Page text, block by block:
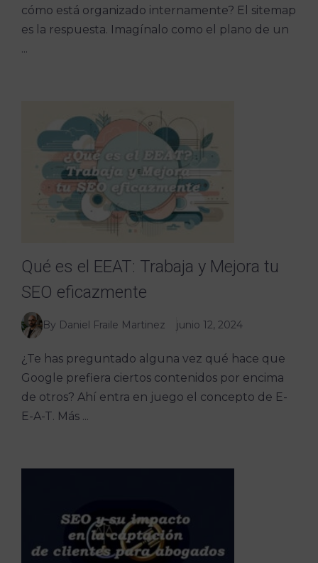
cómo está organizado internamente? El sitemap
es la respuesta. Imagínalo como el plano de un
...
Qué es el EEAT: Trabaja y Mejora tu
SEO eficazmente
By Daniel Fraile Martinez junio 12, 2024
¿Te has preguntado alguna vez qué hace que
Google prefiera ciertos contenidos por encima
de otros? Ahí entra en juego el concepto de E-
E-A-T. Más ...